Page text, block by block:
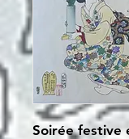
Soirée festive